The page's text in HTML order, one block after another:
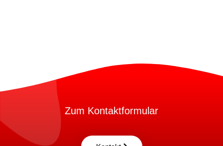
Zum Kontaktformular